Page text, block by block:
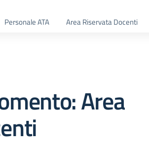
Personale ATA Area Riservata Docenti
Area